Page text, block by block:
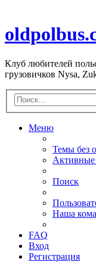
Клуб любителей
грузовичков Nysa,
Меню
Темы без
Поиск
Наша
FAQ
Вход
Регистрация